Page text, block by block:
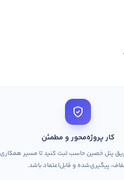
کار پروژه‌محور و مطمئن
پنل حَصین حاسب ثبت کنید تا مسیر همکاری
پیگیری‌شده و قابل‌اعتماد باشد.